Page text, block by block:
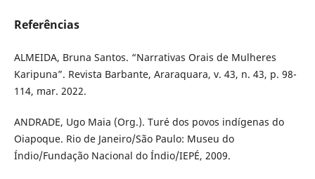
Referências
ALMEIDA, Bruna Santos. “Narrativas Orais de Mulheres
Karipuna”. Revista Barbante, Araraquara, v. 43, n. 43, p. 98-
114, mar. 2022.
ANDRADE, Ugo Maia (Org.). Turé dos povos indígenas do
Oiapoque. Rio de Janeiro/São Paulo: Museu do
Índio/Fundação Nacional do Índio/IEPÉ, 2009.